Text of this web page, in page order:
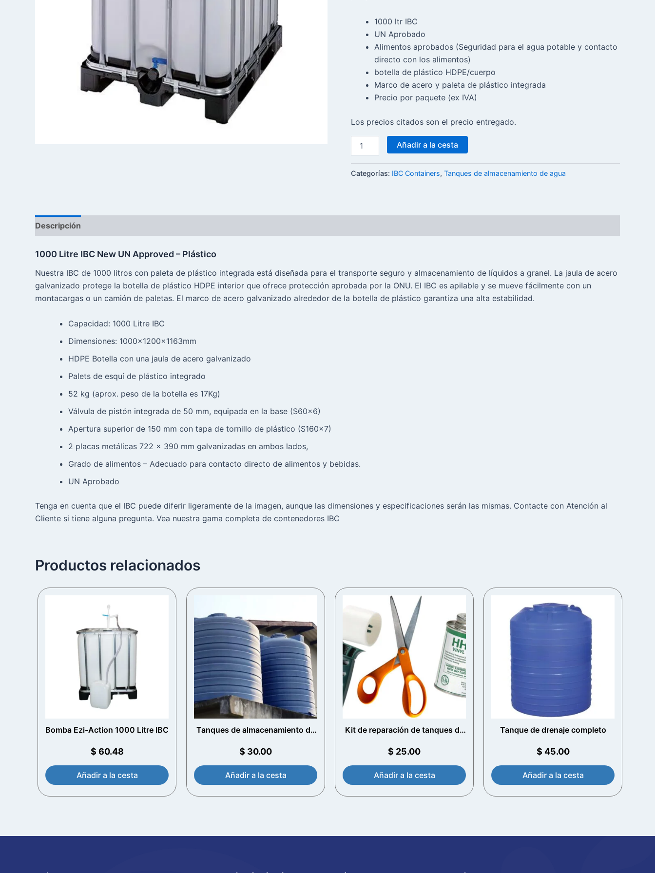
1000 ltr IBC
UN Aprobado
Alimentos aprobados (Seguridad para el agua potable y contacto
directo con los alimentos)
botella de plástico HDPE/cuerpo
Marco de acero y paleta de plástico integrada
Precio por paquete (ex IVA)
Los precios citados son el precio entregado.
Añadir a la cesta
Categorías: IBC Containers, Tanques de almacenamiento de agua
Descripción
1000 Litre IBC New UN Approved – Plástico
Nuestra IBC de 1000 litros con paleta de plástico integrada está diseñada para el transporte seguro y almacenamiento de líquidos a granel. La jaula de acero
galvanizado protege la botella de plástico HDPE interior que ofrece protección aprobada por la ONU. El IBC es apilable y se mueve fácilmente con un
montacargas o un camión de paletas. El marco de acero galvanizado alrededor de la botella de plástico garantiza una alta estabilidad.
Capacidad: 1000 Litre IBC
Dimensiones: 1000x1200x1163mm
HDPE Botella con una jaula de acero galvanizado
Palets de esquí de plástico integrado
52 kg (aprox. peso de la botella es 17Kg)
Válvula de pistón integrada de 50 mm, equipada en la base (S60x6)
Apertura superior de 150 mm con tapa de tornillo de plástico (S160x7)
2 placas metálicas 722 × 390 mm galvanizadas en ambos lados,
Grado de alimentos – Adecuado para contacto directo de alimentos y bebidas.
UN Aprobado
Tenga en cuenta que el IBC puede diferir ligeramente de la imagen, aunque las dimensiones y especificaciones serán las mismas. Contacte con Atención al
Cliente si tiene alguna pregunta. Vea nuestra gama completa de contenedores IBC
Productos relacionados
Bomba Ezi-Action 1000 Litre IBC
$ 60.48
Añadir a la cesta
Tanques de almacenamiento de
$ 30.00
Añadir a la cesta
Kit de reparación de tanques de
$ 25.00
Añadir a la cesta
Tanque de drenaje completo
$ 45.00
Añadir a la cesta